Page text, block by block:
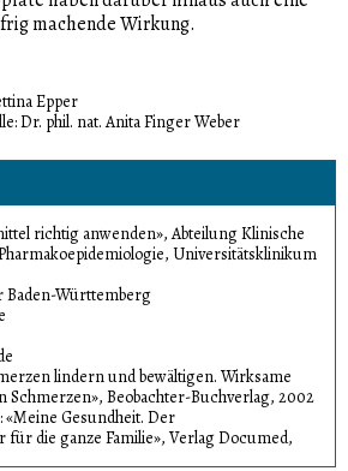
machende Wirkung.
Epper
Dr. phil. nat. Anita Finger Weber
richtig anwenden», Abteilung Klinische
Universitätsklinikum
Baden-Württemberg
lindern und bewältigen. Wirksame
Schmerzen», Beobachter-Buchverlag, 2002
Gesundheit. Der
für die ganze Familie», Verlag Documed,